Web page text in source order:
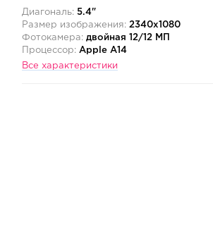
Диагональ: 5.4"
Размер изображения: 2340x1080
Фотокамера: двойная 12/12 МП
Процессор: Apple A14
Все характеристики